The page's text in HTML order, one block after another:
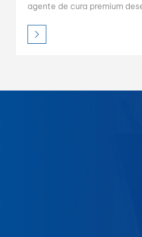
agente de cura premium
antiamarelamento
e tintas automotivas.